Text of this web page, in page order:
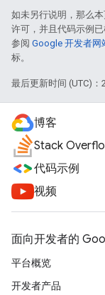
如未另行说明，那么
许可，并且代码示例
参阅 Google 开发者网
标。
最后更新时间 (UTC)：
博客
Stack
代码示例
视频
面向开发者的
平台概览
开发者产品